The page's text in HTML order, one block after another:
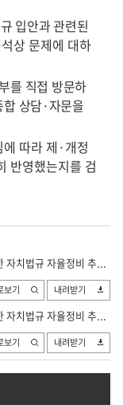
입안과 관련된
상 문제에 대하
를 직접 방문하
상담·자문을
따라 제·개정
반영했는지를 검
자치법규 자율정비 추...
보기 내려받기
자치법규 자율정비 추...
보기 내려받기